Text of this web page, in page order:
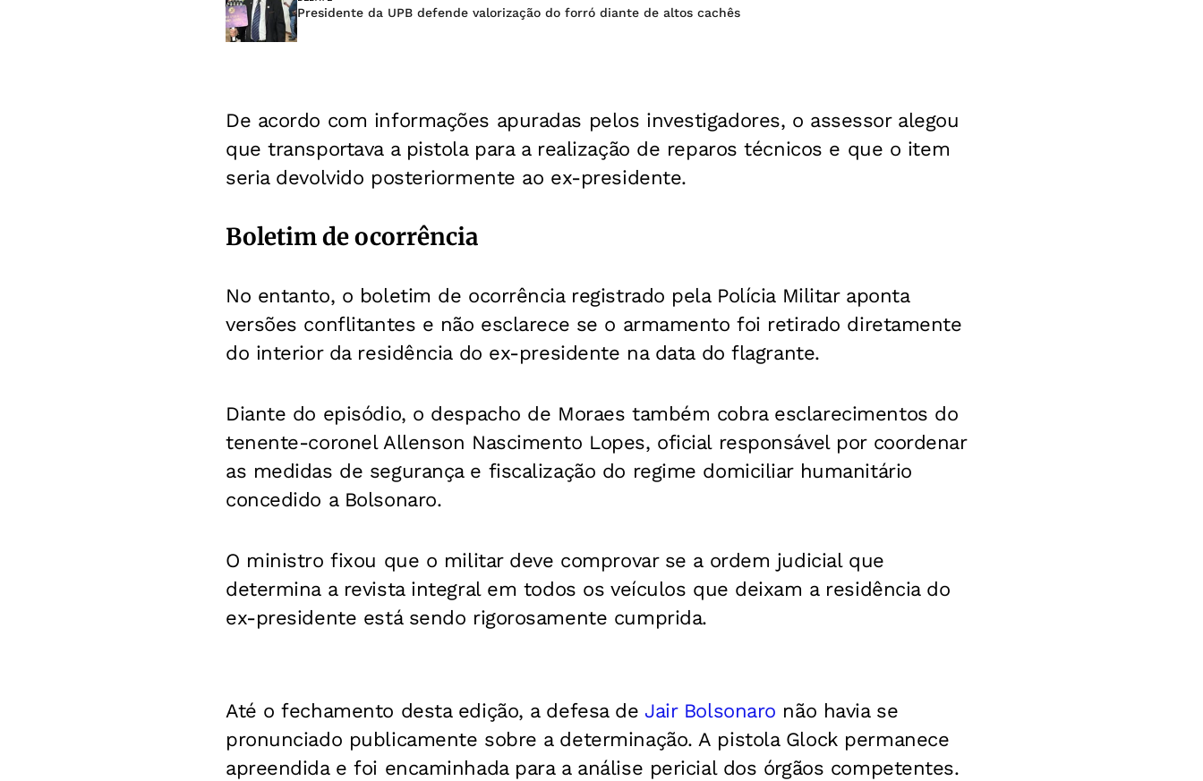
Presidente da UPB defende valorização do forró diante de altos cachês
De acordo com informações apuradas pelos investigadores, o assessor alegou
que transportava a pistola para a realização de reparos técnicos e que o item
seria devolvido posteriormente ao ex-presidente.
Boletim de ocorrência
No entanto, o boletim de ocorrência registrado pela Polícia Militar aponta
versões conflitantes e não esclarece se o armamento foi retirado diretamente
do interior da residência do ex-presidente na data do flagrante.
​Diante do episódio, o despacho de Moraes também cobra esclarecimentos do
tenente-coronel Allenson Nascimento Lopes, oficial responsável por coordenar
as medidas de segurança e fiscalização do regime domiciliar humanitário
concedido a Bolsonaro.
O ministro fixou que o militar deve comprovar se a ordem judicial que
determina a revista integral em todos os veículos que deixam a residência do
ex-presidente está sendo rigorosamente cumprida.
​Até o fechamento desta edição, a defesa de Jair Bolsonaro não havia se
pronunciado publicamente sobre a determinação. A pistola Glock permanece
apreendida e foi encaminhada para a análise pericial dos órgãos competentes.